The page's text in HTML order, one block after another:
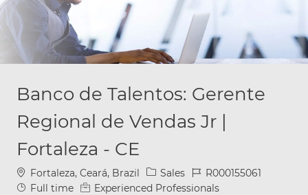
Banco de Talentos: Gerente
Regional de Vendas Jr |
Fortaleza - CE
Location
Fortaleza, Ceará, Brazil Category
Sales Job IdR000155061
Job Type
Full time Experienced Professionals